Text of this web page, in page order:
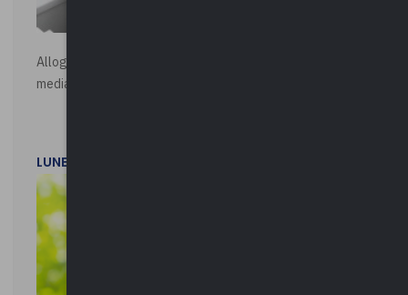
Alloggi di Edilizia Residenziale Pubblica - Vendita all'asta
mediante procedura asincrona telematica
LUNEDì 20 LUGLIO 2026